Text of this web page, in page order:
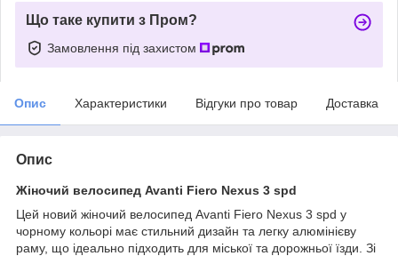
Що таке купити з Пром?
Замовлення під захистом
Опис Характеристики Відгуки про товар Доставка
Опис
Жіночий велосипед Avanti Fiero Nexus 3 spd
Цей новий жіночий велосипед Avanti Fiero Nexus 3 spd у
чорному кольорі має стильний дизайн та легку алюмінієву
раму, що ідеально підходить для міської та дорожньої їзди. Зі